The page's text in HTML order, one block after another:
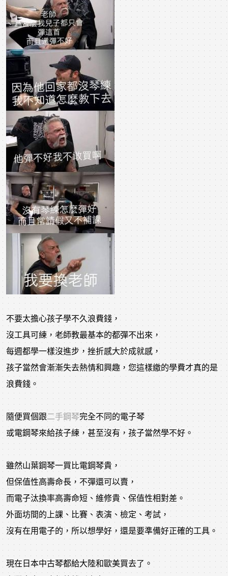
不要太擔心孩子學不久浪費錢，
沒工具可練，老師教最基本的都彈不出來，
每週都學一樣沒進步，挫折感大於成就感，
孩子當然會漸漸失去熱情和興趣，您這樣繳的學費才真的是
浪費錢。
隨便買個跟二手鋼琴完全不同的電子琴
或電鋼琴來給孩子練，甚至沒有，孩子當然學不好。
雖然山葉鋼琴一買比電鋼琴貴，
但保值性高壽命長，不彈還可以賣，
而電子汰換率高壽命短、維修貴、保值性相對差。
外面坊間的上課、比賽、表演、檢定、考試，
沒有在用電子的，所以想學好，還是要準備好正確的工具。
現在日本中古琴都給大陸和歐美買去了。